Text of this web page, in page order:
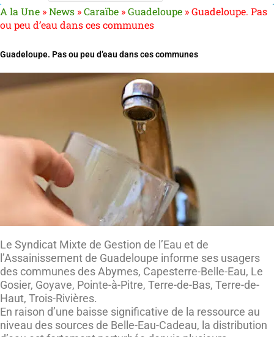
A la Une »News »Caraïbe »Guadeloupe »Guadeloupe. Pas
ou peu d’eau dans ces communes
Guadeloupe. Pas ou peu d’eau dans ces communes
Le Syndicat Mixte de Gestion de l’Eau et de
l’Assainissement de Guadeloupe informe ses usagers
des communes des Abymes, Capesterre-Belle-Eau, Le
Gosier, Goyave, Pointe-à-Pitre, Terre-de-Bas, Terre-de-
Haut, Trois-Rivières.
En raison d’une baisse significative de la ressource au
niveau des sources de Belle-Eau-Cadeau, la distribution